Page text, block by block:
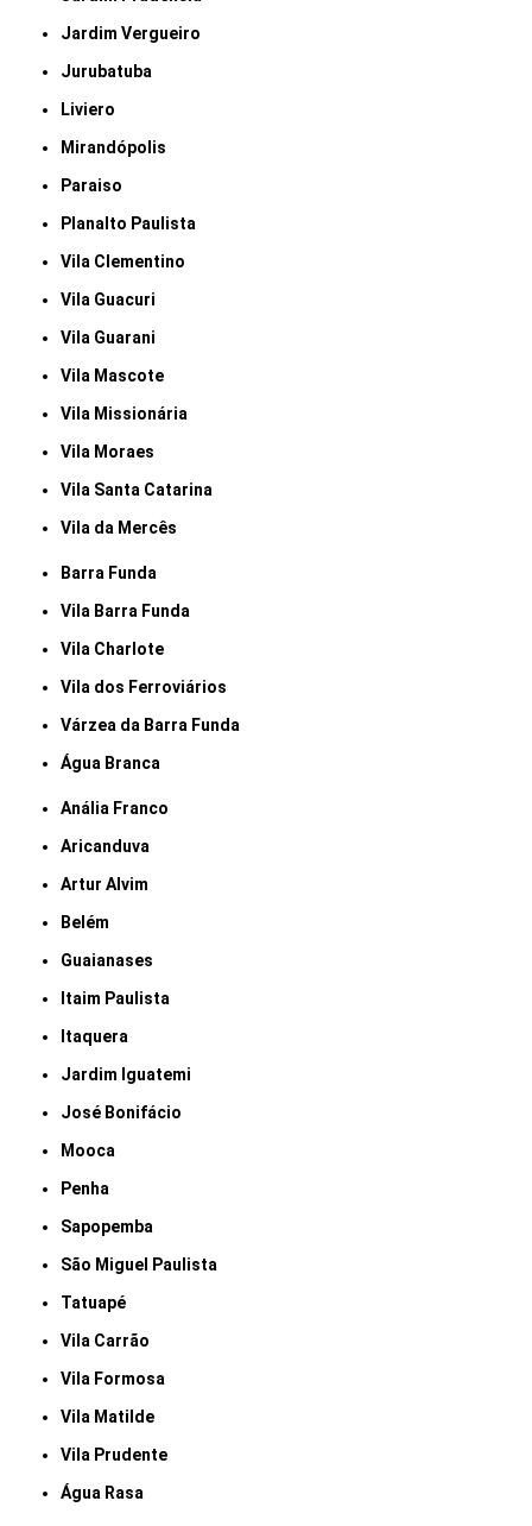
Jardim Vergueiro
Jurubatuba
Liviero
Mirandópolis
Paraiso
Planalto Paulista
Vila Clementino
Vila Guacuri
Vila Guarani
Vila Mascote
Vila Missionária
Vila Moraes
Vila Santa Catarina
Vila da Mercês
Barra Funda
Vila Barra Funda
Vila Charlote
Vila dos Ferroviários
Várzea da Barra Funda
Água Branca
Anália Franco
Aricanduva
Artur Alvim
Belém
Guaianases
Itaim Paulista
Itaquera
Jardim Iguatemi
José Bonifácio
Mooca
Penha
Sapopemba
São Miguel Paulista
Tatuapé
Vila Carrão
Vila Formosa
Vila Matilde
Vila Prudente
Água Rasa